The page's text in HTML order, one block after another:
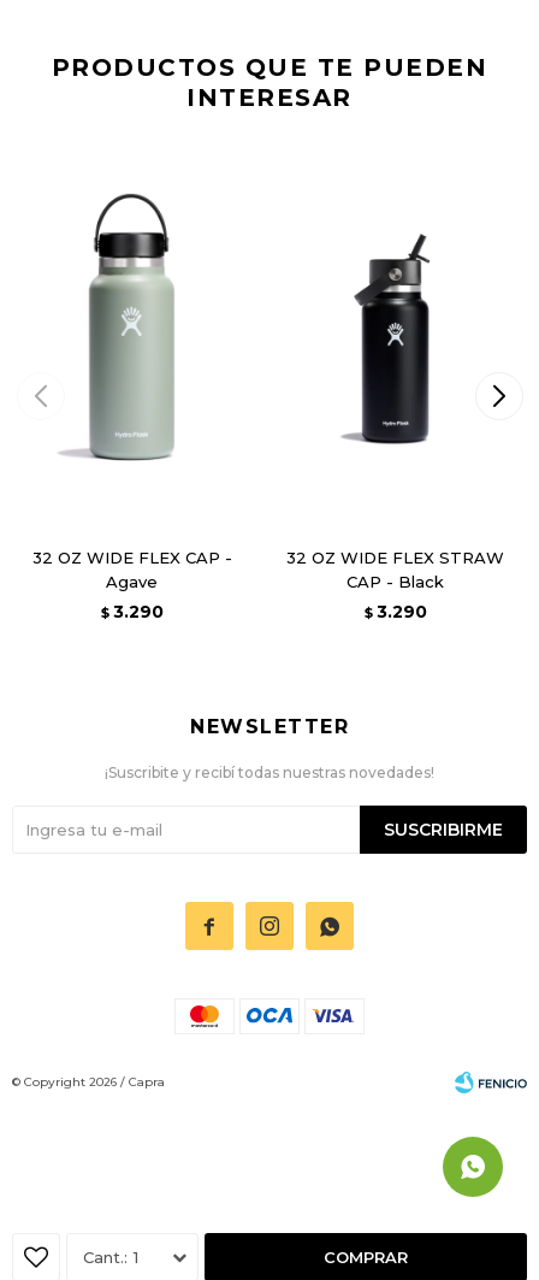
1 COMPRAR
PRODUCTOS QUE TE PUEDEN
INTERESAR
32 OZ WIDE FLEX CAP -
Agave
$ 3.290
32 OZ WIDE FLEX STRAW
CAP - Black
$ 3.290
  
NEWSLETTER
¡Suscribite y recibí todas nuestras novedades!
SUSCRIBIRME
© Copyright 2026 / Capra